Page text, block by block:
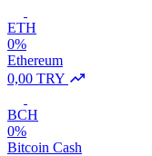
ETH
0%
Ethereum
0,00 TRY
BCH
0%
Bitcoin Cash